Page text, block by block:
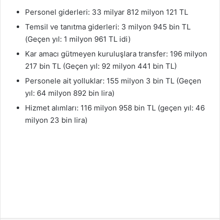
Personel giderleri: 33 milyar 812 milyon 121 TL
Temsil ve tanıtma giderleri: 3 milyon 945 bin TL
(Geçen yıl: 1 milyon 961 TL idi)
Kar amacı gütmeyen kuruluşlara transfer: 196 milyon
217 bin TL (Geçen yıl: 92 milyon 441 bin TL)
Personele ait yolluklar: 155 milyon 3 bin TL (Geçen
yıl: 64 milyon 892 bin lira)
Hizmet alımları: 116 milyon 958 bin TL (geçen yıl: 46
milyon 23 bin lira)